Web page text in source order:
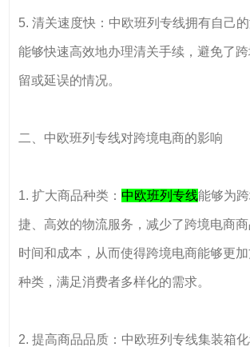
5. 清关速度快：中欧班列专线拥有自己的
能够快速高效地办理清关手续，避免了
留或延误的情况。
二、中欧班列专线对跨境电商的影响
1. 扩大商品种类： 中欧班列专线能够为
捷、高效的物流服务，减少了跨境电商
时间和成本，从而使得跨境电商能够更
种类，满足消费者多样化的需求。
2. 提高商品品质：中欧班列专线集装箱